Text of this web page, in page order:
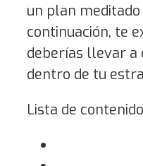
un plan meditado
continuación, te
deberías llevar a
dentro de tu
Lista de